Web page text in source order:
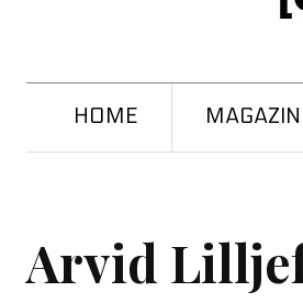
HOME
Arvid